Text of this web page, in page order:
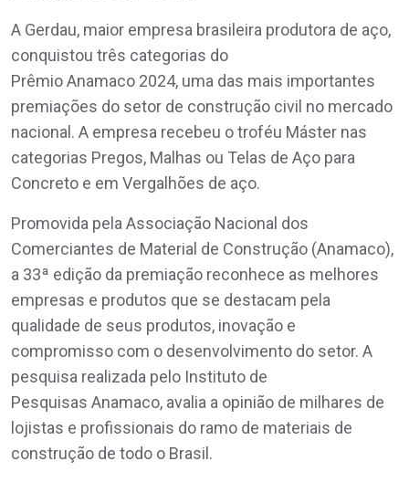
A Gerdau, maior empresa brasileira produtora de aço,
conquistou três categorias do
Prêmio Anamaco 2024, uma das mais importantes
premiações do setor de construção civil no mercado
nacional. A empresa recebeu o troféu Máster nas
categorias Pregos, Malhas ou Telas de Aço para
Concreto e em Vergalhões de aço.
Promovida pela Associação Nacional dos
Comerciantes de Material de Construção (Anamaco),
a 33ª edição da premiação reconhece as melhores
empresas e produtos que se destacam pela
qualidade de seus produtos, inovação e
compromisso com o desenvolvimento do setor. A
pesquisa realizada pelo Instituto de
Pesquisas Anamaco, avalia a opinião de milhares de
lojistas e profissionais do ramo de materiais de
construção de todo o Brasil.